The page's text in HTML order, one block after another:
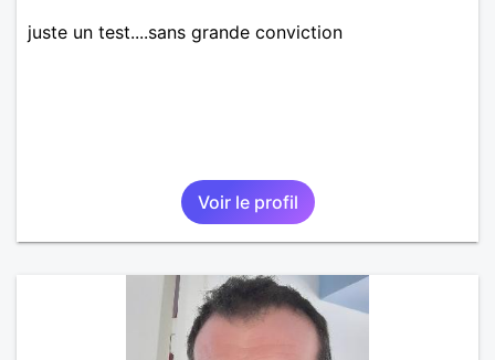
juste un test....sans grande conviction
Voir le profil